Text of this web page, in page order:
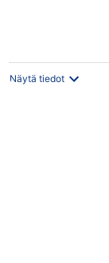
Näytä tiedot